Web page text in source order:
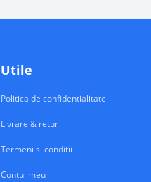
Utile
Politica de confidentialitate
Livrare & retur
Termeni si conditii
Contul meu